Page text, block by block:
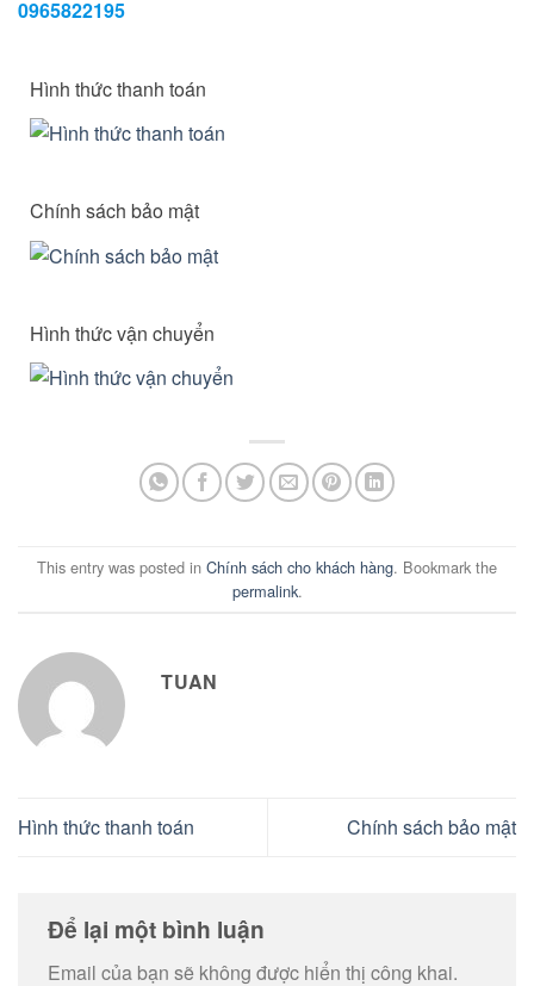
0965822195
Hình thức thanh toán
Chính sách bảo mật
Hình thức vận chuyển
This entry was posted in Chính sách cho khách hàng. Bookmark the
permalink.
TUAN
Hình thức thanh toán Chính sách bảo mật
Để lại một bình luận
Email của bạn sẽ không được hiển thị công khai.